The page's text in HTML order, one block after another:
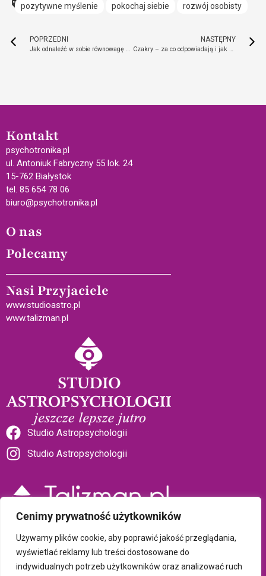
Cenimy prywatność użytkowników
Używamy plików cookie, aby poprawić jakość przeglądania,
wyświetlać reklamy lub treści dostosowane do
indywidualnych potrzeb użytkowników oraz analizować ruch
pozytywne myślenie pokochaj siebie rozwój osobisty
POPRZEDNI
Jak odnaleźć w sobie równowagę korzystając z tajemnic żółwia?
NASTĘPNY
Czakry – za co odpowiadają i jak prawidłowo je naświetlać?
Kontakt
psychotronika.pl
ul. Antoniuk Fabryczny 55 lok. 24
15-762 Białystok
tel. 85 654 78 06
biuro@psychotronika.pl
O nas
Polecamy
Nasi Przyjaciele
www.studioastro.pl
www.talizman.pl
Studio Astropsychologii
Studio Astropsychologii
Sklep Talizman